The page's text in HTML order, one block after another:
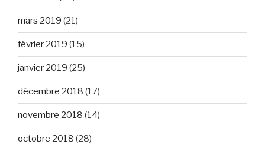
mars 2019 (21)
février 2019 (15)
janvier 2019 (25)
décembre 2018 (17)
novembre 2018 (14)
octobre 2018 (28)